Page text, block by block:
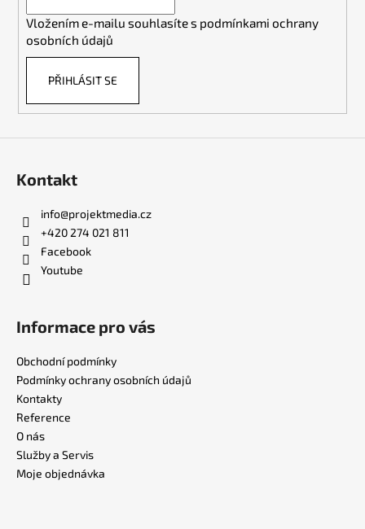
Vložením e-mailu souhlasíte s podmínkami ochrany
osobních údajů
PŘIHLÁSIT SE
Kontakt
info@projektmedia.cz
+420 274 021 811
Facebook
Youtube
Informace pro vás
Obchodní podmínky
Podmínky ochrany osobních údajů
Kontakty
Reference
O nás
Služby a Servis
Moje objednávka